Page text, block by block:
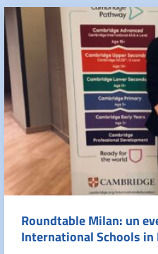
Roundtable Milan: un
International Schools